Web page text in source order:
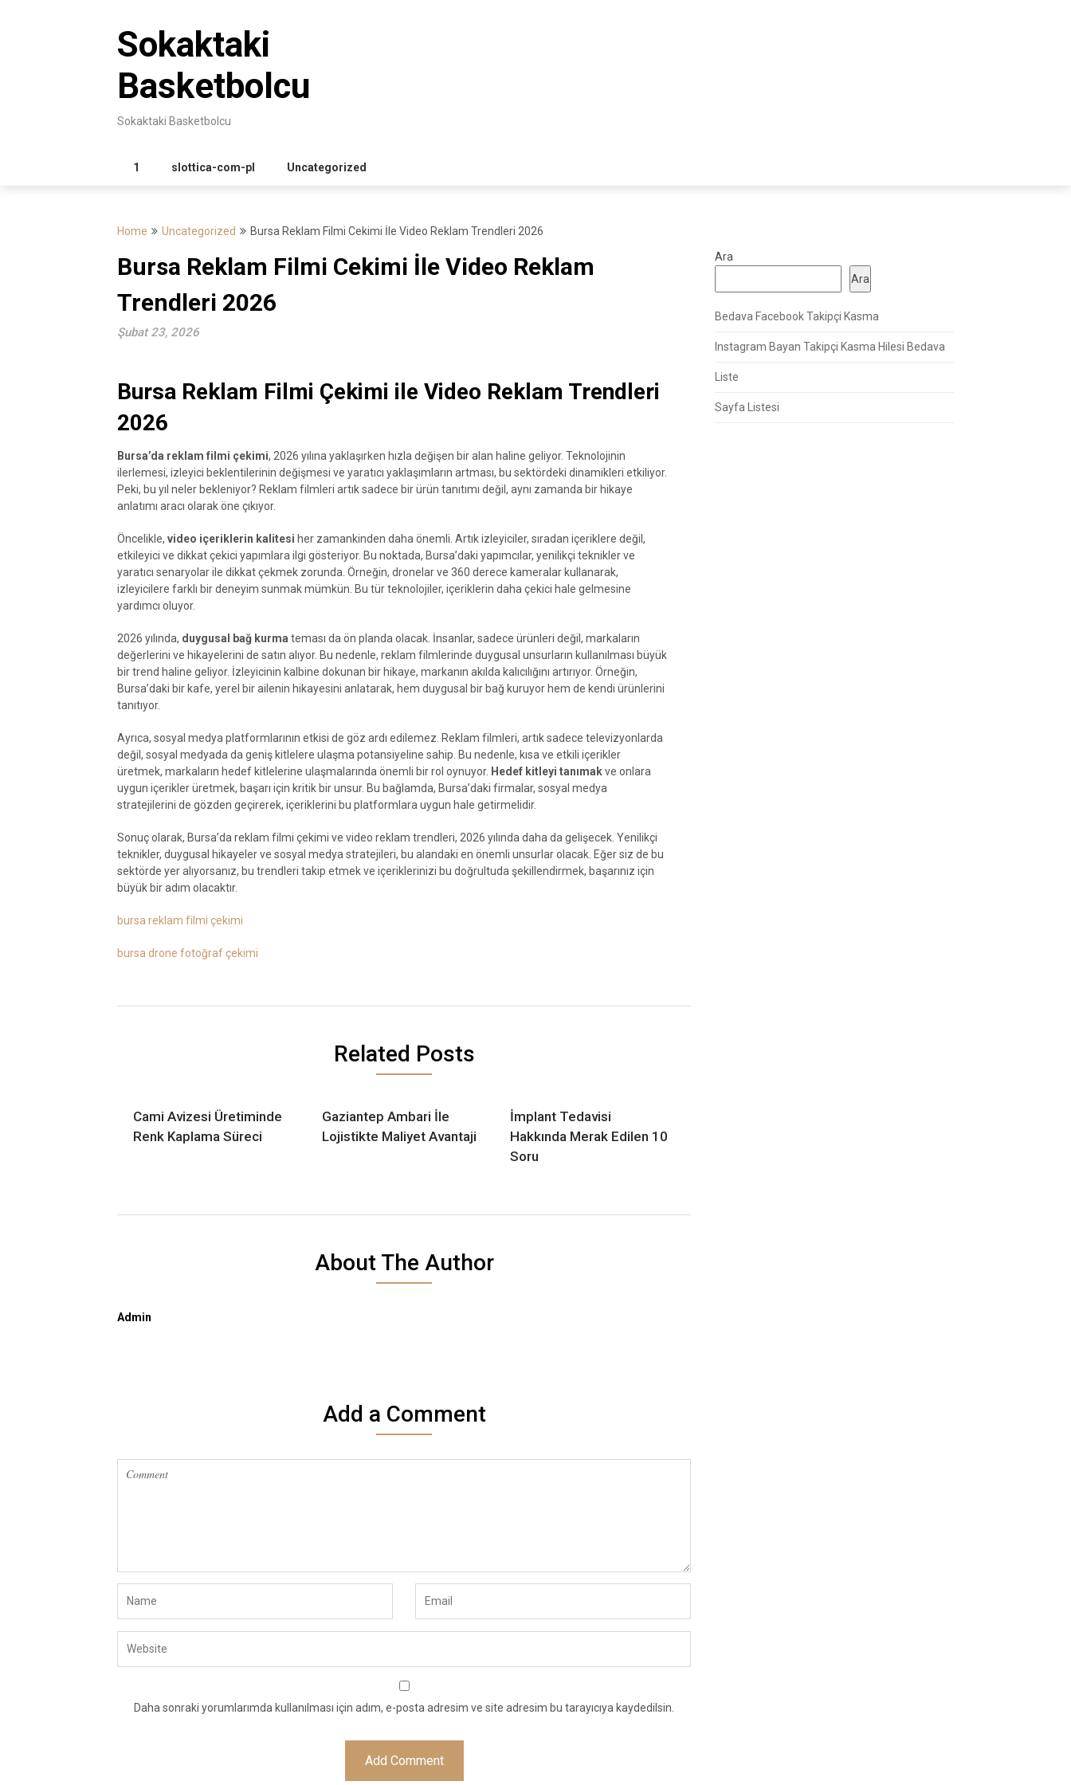
Sokaktaki
Basketbolcu
Sokaktaki Basketbolcu
1 slottica-com-pl Uncategorized
Home Uncategorized Bursa Reklam Filmi Cekimi İle Video Reklam Trendleri 2026
Bursa Reklam Filmi Cekimi İle Video Reklam
Trendleri 2026
Şubat 23, 2026
Bursa Reklam Filmi Çekimi ile Video Reklam Trendleri
2026
Bursa’da reklam filmi çekimi, 2026 yılına yaklaşırken hızla değişen bir alan haline geliyor. Teknolojinin
ilerlemesi, izleyici beklentilerinin değişmesi ve yaratıcı yaklaşımların artması, bu sektördeki dinamikleri etkiliyor.
Peki, bu yıl neler bekleniyor? Reklam filmleri artık sadece bir ürün tanıtımı değil, aynı zamanda bir hikaye
anlatımı aracı olarak öne çıkıyor.
Öncelikle, video içeriklerin kalitesi her zamankinden daha önemli. Artık izleyiciler, sıradan içeriklere değil,
etkileyici ve dikkat çekici yapımlara ilgi gösteriyor. Bu noktada, Bursa’daki yapımcılar, yenilikçi teknikler ve
yaratıcı senaryolar ile dikkat çekmek zorunda. Örneğin, dronelar ve 360 derece kameralar kullanarak,
izleyicilere farklı bir deneyim sunmak mümkün. Bu tür teknolojiler, içeriklerin daha çekici hale gelmesine
yardımcı oluyor.
2026 yılında, duygusal bağ kurma teması da ön planda olacak. İnsanlar, sadece ürünleri değil, markaların
değerlerini ve hikayelerini de satın alıyor. Bu nedenle, reklam filmlerinde duygusal unsurların kullanılması büyük
bir trend haline geliyor. İzleyicinin kalbine dokunan bir hikaye, markanın akılda kalıcılığını artırıyor. Örneğin,
Bursa’daki bir kafe, yerel bir ailenin hikayesini anlatarak, hem duygusal bir bağ kuruyor hem de kendi ürünlerini
tanıtıyor.
Ayrıca, sosyal medya platformlarının etkisi de göz ardı edilemez. Reklam filmleri, artık sadece televizyonlarda
değil, sosyal medyada da geniş kitlelere ulaşma potansiyeline sahip. Bu nedenle, kısa ve etkili içerikler
üretmek, markaların hedef kitlelerine ulaşmalarında önemli bir rol oynuyor. Hedef kitleyi tanımakve onlara
uygun içerikler üretmek, başarı için kritik bir unsur. Bu bağlamda, Bursa’daki firmalar, sosyal medya
stratejilerini de gözden geçirerek, içeriklerini bu platformlara uygun hale getirmelidir.
Sonuç olarak, Bursa’da reklam filmi çekimi ve video reklam trendleri, 2026 yılında daha da gelişecek. Yenilikçi
teknikler, duygusal hikayeler ve sosyal medya stratejileri, bu alandaki en önemli unsurlar olacak. Eğer siz de bu
sektörde yer alıyorsanız, bu trendleri takip etmek ve içeriklerinizi bu doğrultuda şekillendirmek, başarınız için
büyük bir adım olacaktır.
bursa reklam filmi çekimi
bursa drone fotoğraf çekimi
Related Posts
Cami Avizesi Üretiminde
Renk Kaplama Süreci
Gaziantep Ambari İle
Lojistikte Maliyet Avantaji
İmplant Tedavisi
Hakkında Merak Edilen 10
Soru
About The Author
Admin
Add a Comment
Daha sonraki yorumlarımda kullanılması için adım, e-posta adresim ve site adresim bu tarayıcıya kaydedilsin.
Ara
Ara
Bedava Facebook Takipçi Kasma
Instagram Bayan Takipçi Kasma Hilesi Bedava
Liste
Sayfa Listesi